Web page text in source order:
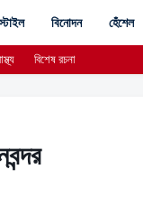
বিনোদন হেঁশেল
বিশেষ রচনা